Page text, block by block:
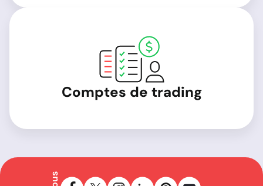
Comptes de trading